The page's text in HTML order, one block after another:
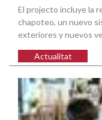
El projecto incluye la
chapoteo, un nuevo
exteriores y nuevos
Actualitat